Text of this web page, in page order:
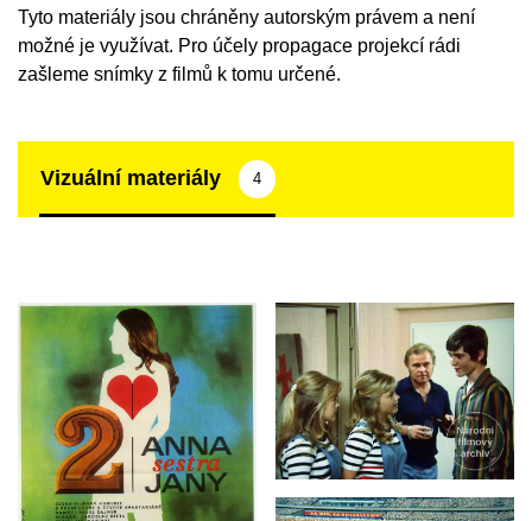
Tyto materiály jsou chráněny autorským právem a není
možné je využívat. Pro účely propagace projekcí rádi
zašleme snímky z filmů k tomu určené.
Vizuální materiály 4